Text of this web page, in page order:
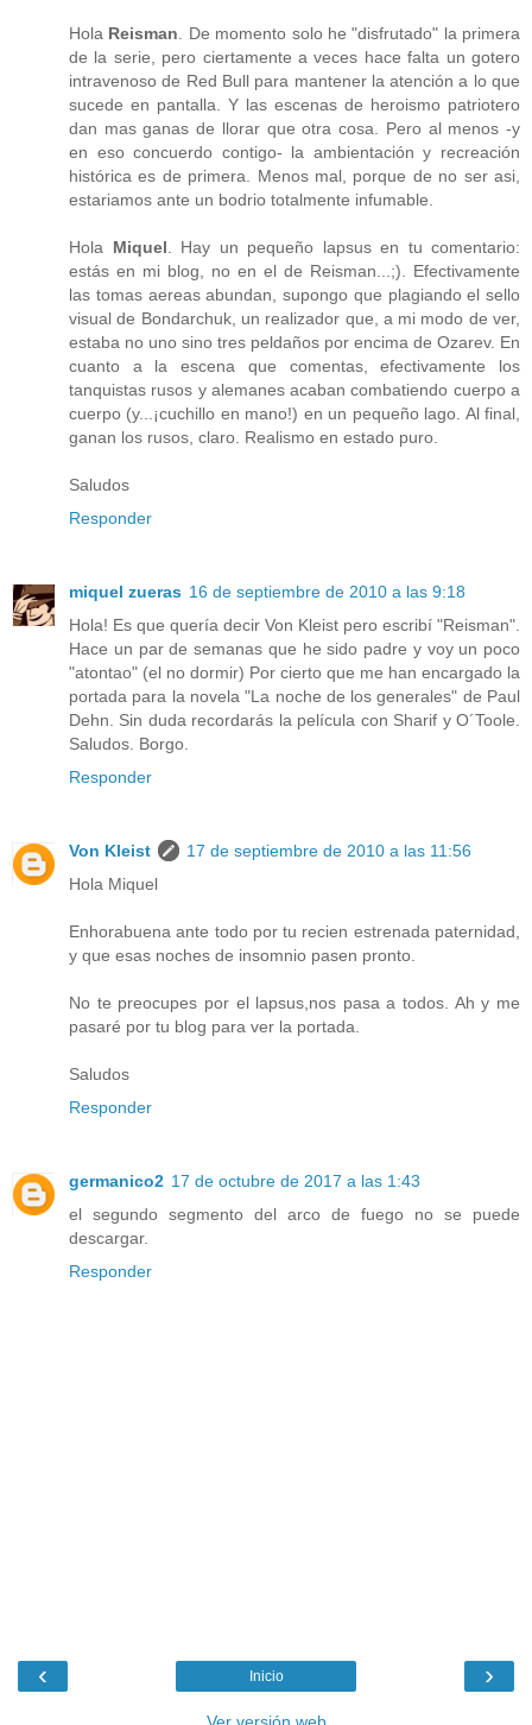
Hola Reisman . De momento solo he "disfrutado" la primera
de la serie, pero ciertamente a veces hace falta un gotero
intravenoso de Red Bull para mantener la atención a lo que
sucede en pantalla. Y las escenas de heroismo patriotero
dan mas ganas de llorar que otra cosa. Pero al menos -y
en eso concuerdo contigo- la ambientación y recreación
histórica es de primera. Menos mal, porque de no ser asi,
estariamos ante un bodrio totalmente infumable.
Hola Miquel . Hay un pequeño lapsus en tu comentario:
estás en mi blog, no en el de Reisman...;). Efectivamente
las tomas aereas abundan, supongo que plagiando el sello
visual de Bondarchuk, un realizador que, a mi modo de ver,
estaba no uno sino tres peldaños por encima de Ozarev. En
cuanto a la escena que comentas, efectivamente los
tanquistas rusos y alemanes acaban combatiendo cuerpo a
cuerpo (y...¡cuchillo en mano!) en un pequeño lago. Al final,
ganan los rusos, claro. Realismo en estado puro.
Saludos
Responder
miquel zueras 16 de septiembre de 2010 a las 9:18
Hola! Es que quería decir Von Kleist pero escribí "Reisman".
Hace un par de semanas que he sido padre y voy un poco
"atontao" (el no dormir) Por cierto que me han encargado la
portada para la novela "La noche de los generales" de Paul
Dehn. Sin duda recordarás la película con Sharif y O´Toole.
Saludos. Borgo.
Responder
Von Kleist
17 de septiembre de 2010 a las 11:56
Hola Miquel
Enhorabuena ante todo por tu recien estrenada paternidad,
y que esas noches de insomnio pasen pronto.
No te preocupes por el lapsus,nos pasa a todos. Ah y me
pasaré por tu blog para ver la portada.
Saludos
Responder
germanico2 17 de octubre de 2017 a las 1:43
el segundo segmento del arco de fuego no se puede
descargar.
Responder
‹ ›
Inicio
Ver versión web